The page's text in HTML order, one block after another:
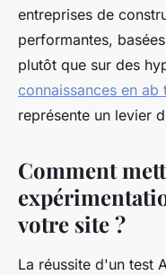
entreprises de
performantes,
plutôt que sur des
connaissances en ab
représente un levier
Comment
votre site ?
La réussite d'un test